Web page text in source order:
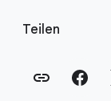
Teilen